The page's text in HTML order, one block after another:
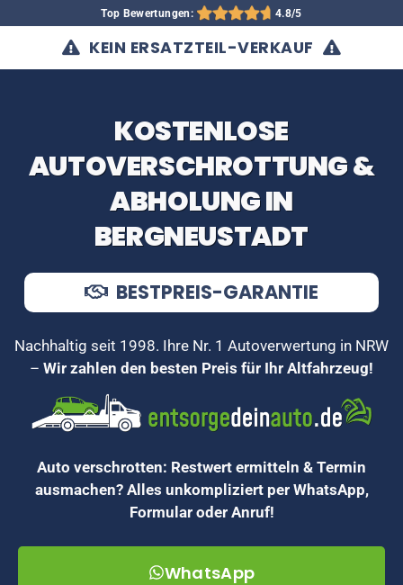
Top Bewertungen: 4.8/5
KEIN ERSATZTEIL-VERKAUF
KOSTENLOSE
AUTOVERSCHROTTUNG &
ABHOLUNG IN
BERGNEUSTADT
BESTPREIS-GARANTIE
Nachhaltig seit 1998. Ihre Nr. 1 Autoverwertung in NRW
– Wir zahlen den besten Preis für Ihr Altfahrzeug!
Auto verschrotten: Restwert ermitteln & Termin
ausmachen? Alles unkompliziert per WhatsApp,
Formular oder Anruf!
WhatsApp